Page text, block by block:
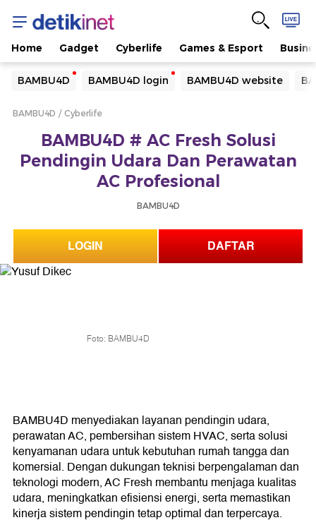
Home Gadget Cyberlife Games & Esport
BAMBU4D BAMBU4D login BAMBU4D website
Yang sedang ramai dicari
Loading...
Loading...
BAMBU4D Cyberlife
BAMBU4D # AC Fresh Solusi
Pendingin Udara Dan Perawatan
AC Profesional
BAMBU4D
LOGIN DAFTAR
Foto: BAMBU4D
BAMBU4D menyediakan layanan pendingin udara,
perawatan AC, pembersihan sistem HVAC, serta solusi
kenyamanan udara untuk kebutuhan rumah tangga dan
komersial. Dengan dukungan teknisi berpengalaman dan
teknologi modern, AC Fresh membantu menjaga kualitas
udara, meningkatkan efisiensi energi, serta memastikan
kinerja sistem pendingin tetap optimal dan terpercaya.